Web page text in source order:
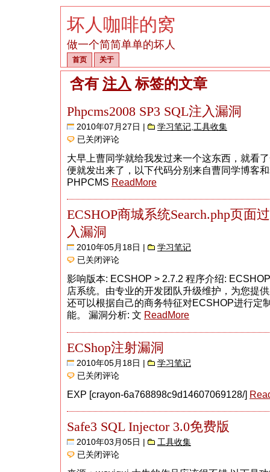
坏人咖啡的窝
做一个简简单单的坏人
首页 关于
含有 注入 标签的文章
Phpcms2008 SP3 SQL注入漏洞
2010年07月27日 | 学习笔记 工具收集
Phpcms2008
SP3
注
入
漏
洞
已关闭评论
大早上曹同学就给我发过来一个这东西，就看
便就发出来了，以下代码分别来自曹同学博客
PHPCMS ReadMore
ECSHOP商城系统Search.php页面
入漏洞
2010年05月18日 | 学习笔记
ECSHOP
商
城
系
统
Search.php
页
面
不
严
导
致
SQL
入
已关闭评论
影响版本: ECSHOP > 2.7.2 程序介绍:
店系统。由专业的开发团队升级维护，为您提
还可以根据自己的商务特征对ECSHOP进行定
能。 漏洞分析: 文 ReadMore
ECShop注射漏洞
2010年05月18日 | 学习笔记
ECShop
注
射
漏
已关闭评论
EXP [crayon-6a768898c9d14607069128/]
Safe3 SQL Injector 3.0免费版
2010年03月05日 | 工具收集
Safe3
SQL
已关闭评论